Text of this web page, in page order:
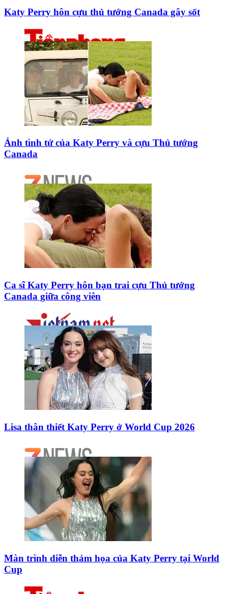
Katy Perry hôn cựu thủ tướng Canada gây sốt
Ảnh tình tứ của Katy Perry và cựu Thủ tướng
Canada
Ca sĩ Katy Perry hôn bạn trai cựu Thủ tướng
Canada giữa công viên
Lisa thân thiết Katy Perry ở World Cup 2026
Màn trình diễn thảm họa của Katy Perry tại World
Cup